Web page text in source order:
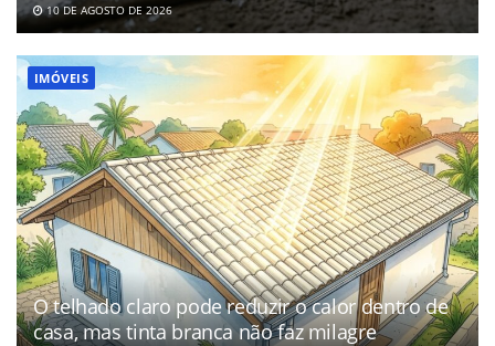
10 DE AGOSTO DE 2026
IMÓVEIS
O telhado claro pode reduzir o calor dentro de
casa, mas tinta branca não faz milagre